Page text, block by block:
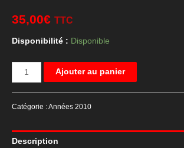
35,00€ TTC
Disponibilité : Disponible
quantité
de
du
Ajouter au panier
Catégorie :Années 2010
Description